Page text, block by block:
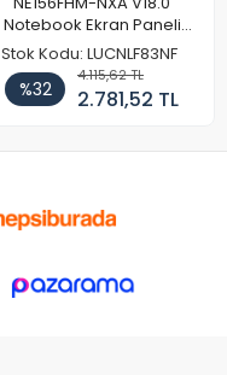
Notebook Ekran Paneli
144Hz
Stok Kodu: LUCNLF83NF
%32
4.115,62 TL
2.781,52 TL